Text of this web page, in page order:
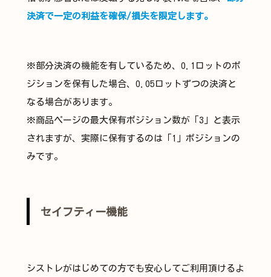
決済で一定の利益を確保/損失を限定します。
※部分決済の機能を有しているため、0.1ロットのポ
ジションを保有した場合、0.05ロットずつの決済と
なる場合があります。
※商品ページの最大保有ポジション数が「3」と表示
されますが、実際に保有するのは「1」ポジションの
みです。
セイフティー機能
シストレがはじめての方でも安心してご利用頂けるよ